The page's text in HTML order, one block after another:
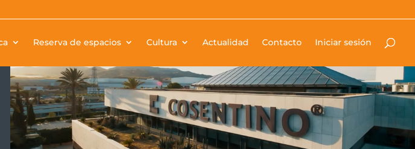
Reserva de espacios Cultura Actualidad Contacto Iniciar sesión